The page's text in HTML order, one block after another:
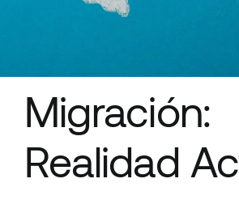
Migración:
Realidad